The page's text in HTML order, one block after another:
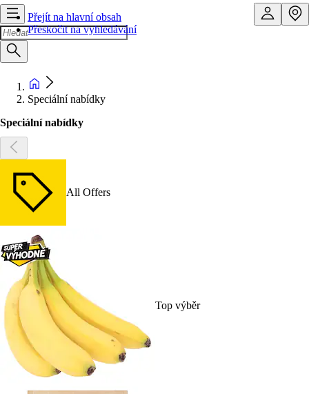
Přejít na hlavní obsah
Přeskočit na vyhledávání
Speciální nabídky
Speciální nabídky
All Offers
Top výběr